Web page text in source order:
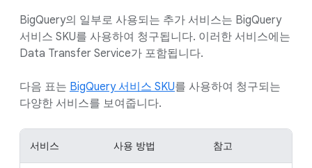
BigQuery의 일부로 사용되는 추가 서비스는 BigQuery
서비스 SKU를 사용하여 청구됩니다. 이러한 서비스에는
Data Transfer Service가 포함됩니다.
다음 표는 BigQuery 서비스 SKU를 사용하여 청구되는
다양한 서비스를 보여줍니다.
서비스 사용 방법 참고